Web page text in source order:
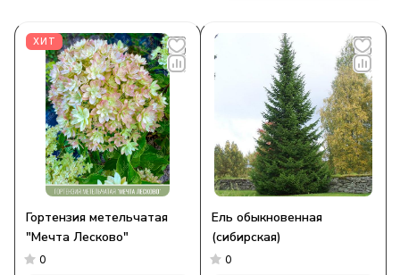
ХИТ
Гортензия метельчатая
"Мечта Лесково"
0
Ель обыкновенная
(сибирская)
0